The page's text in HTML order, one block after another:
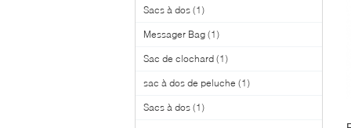
Sacs à dos (1)
Messager Bag (1)
Sac de clochard (1)
sac à dos de peluche (1)
Sacs à dos (1)